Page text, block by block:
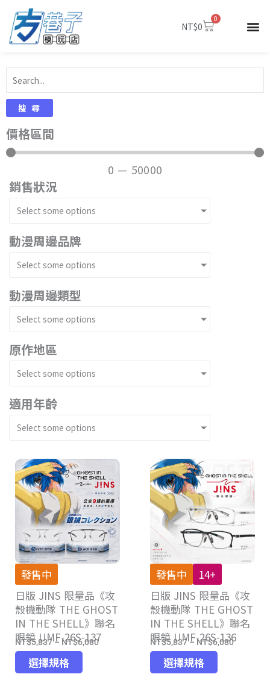
內
NT$0
0
購
搜尋
價格區間
0 — 50000
銷售狀況
Select some options
動漫周邊品牌
Select some options
動漫周邊類型
Select some options
原作地區
Select some options
適用年齡
Select some options
發售中
日版 JINS 限量品《攻
殼機動隊 THE GHOST
IN THE SHELL》聯名
眼鏡 UMF-26S-137
NT$5,837 – NT$6,080價
選擇規格
產
發售中
14+
日版 JINS 限量品《攻
殼機動隊 THE GHOST
IN THE SHELL》聯名
眼鏡 UMF-26S-136
NT$5,837 – NT$6,080價
選擇規格
產